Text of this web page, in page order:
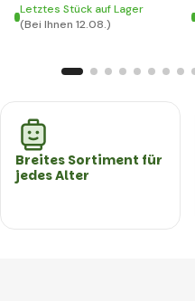
Letztes Stück auf Lager
(Bei Ihnen 12.08.)
Breites Sortiment für
jedes Alter